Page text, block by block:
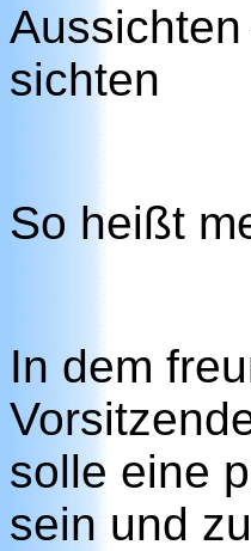
sichten
So heißt
In dem
solle eine
sein und